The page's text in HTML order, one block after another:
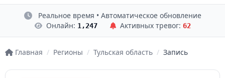
Реальное время • Автоматическое обновление
Онлайн: 1,247 Активных тревог: 62
Главная / Регионы / Тульская область / Запись